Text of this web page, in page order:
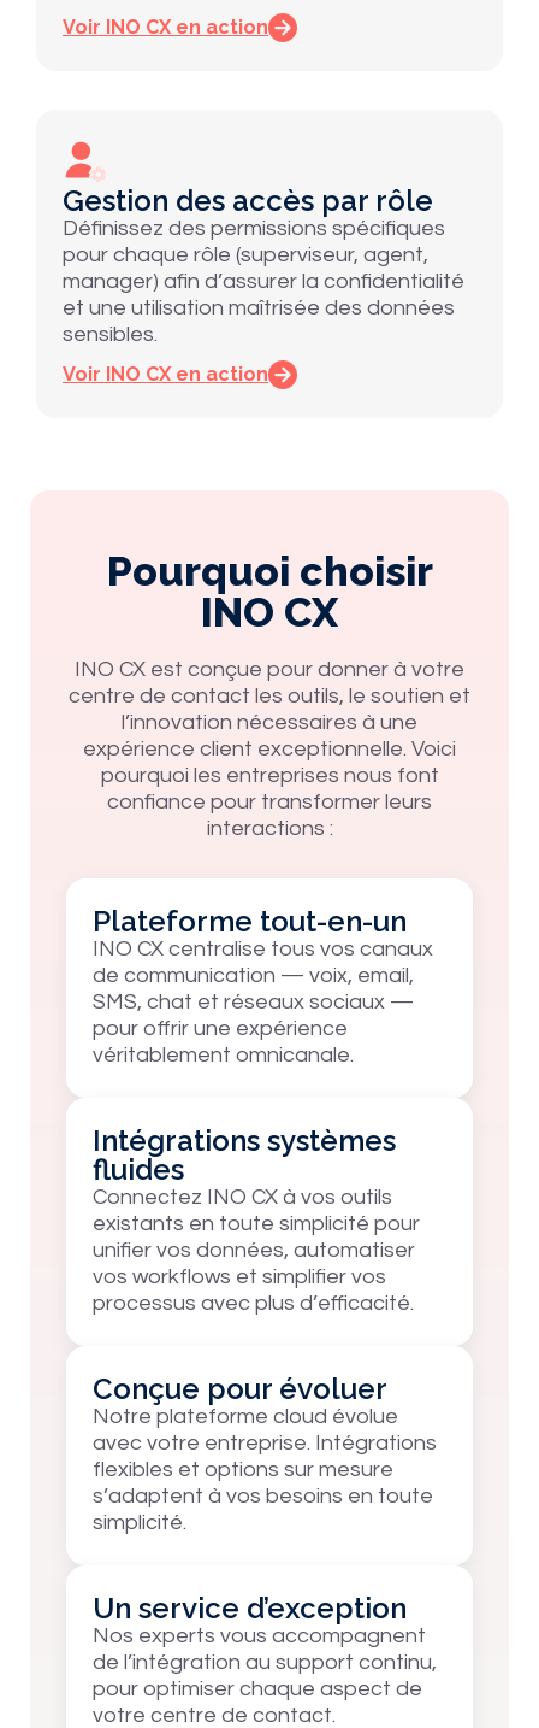
Voir INO CX en action
Gestion des accès par rôle
Définissez des permissions spécifiques
pour chaque rôle (superviseur, agent,
manager) afin d’assurer la confidentialité
et une utilisation maîtrisée des données
sensibles.
Voir INO CX en action
Pourquoi choisir
INO CX
INO CX est conçue pour donner à votre
centre de contact les outils, le soutien et
l’innovation nécessaires à une
expérience client exceptionnelle. Voici
pourquoi les entreprises nous font
confiance pour transformer leurs
interactions :
Plateforme tout-en-un
INO CX centralise tous vos canaux
de communication — voix, email,
SMS, chat et réseaux sociaux —
pour offrir une expérience
véritablement omnicanale.
Intégrations systèmes
fluides
Connectez INO CX à vos outils
existants en toute simplicité pour
unifier vos données, automatiser
vos workflows et simplifier vos
processus avec plus d’efficacité.
Conçue pour évoluer
Notre plateforme cloud évolue
avec votre entreprise. Intégrations
flexibles et options sur mesure
s’adaptent à vos besoins en toute
simplicité.
Un service d’exception
Nos experts vous accompagnent
de l’intégration au support continu,
pour optimiser chaque aspect de
votre centre de contact.